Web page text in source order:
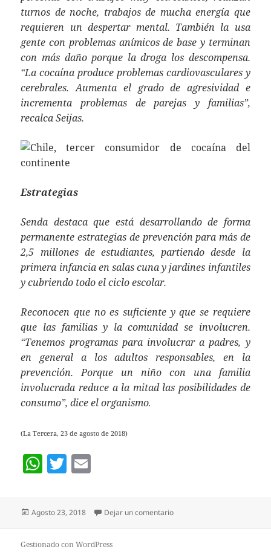
turnos de noche, trabajos de mucha energía que
requieren un despertar mental. También la usa
gente con problemas anímicos de base y terminan
con más daño porque la droga los descompensa.
“La cocaína produce problemas cardiovasculares y
cerebrales. Aumenta el grado de agresividad e
incrementa problemas de parejas y familias”,
recalca Seijas.
Estrategias
Senda destaca que está desarrollando de forma
permanente estrategias de prevención para más de
2,5 millones de estudiantes, partiendo desde la
primera infancia en salas cuna y jardines infantiles
y cubriendo todo el ciclo escolar.
Reconocen que no es suficiente y que se requiere
que las familias y la comunidad se involucren.
“Tenemos programas para involucrar a padres, y
en general a los adultos responsables, en la
prevención. Porque un niño con una familia
involucrada reduce a la mitad las posibilidades de
consumo”, dice el organismo.
(La Tercera, 23 de agosto de 2018)
W
s
A
T
er l
Publicado
Agosto 23, 2018 Dejar un comentarioen EL SIGNIFICADO
Gestionado con WordPress